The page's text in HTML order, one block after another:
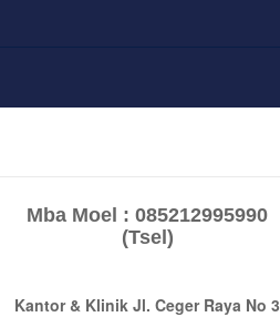
Mba Moel : 085212995990
(Tsel)
Kantor & Klinik Jl. Ceger Raya No 3